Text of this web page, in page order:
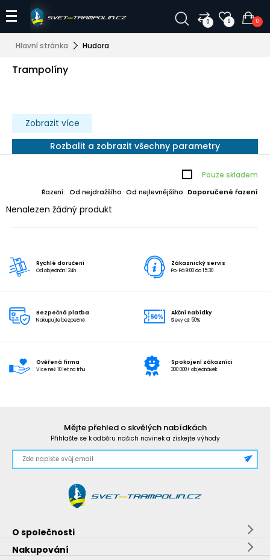
0 0 0
Hlavní stránka Hudora
Trampolíny
Zobrazit více
Rozbalit a zobrazit všechny parametry
Pouze skladem
Řazení: Od nejdražšího Od nejlevnějšího Doporučené řazení
Nenalezen žádný produkt
Rychlé doručení
Od objednání 24h
Zákaznický servis
Po-Pá 9:00 do 15:30
Bezpečná platba
Nakupujte bezpečně
Akční nabídky
Slevy až 50%
Ověřená firma
Více než 10 let na trhu
Spokojení zákazníci
300 000+ objednávek
Mějte přehled o skvělých nabídkách
Přihlašte se k odběru našich novinek a získejte výhody
O společnosti
Nakupování